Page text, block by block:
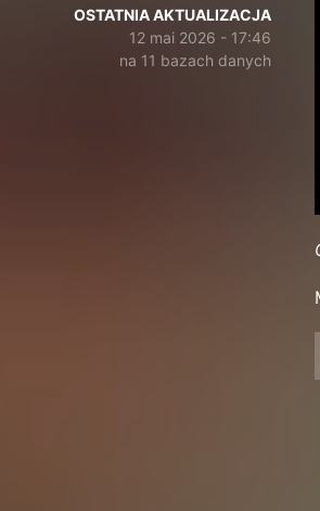
OSTATNIA AKTUALIZACJA
12 mai 2026 - 17:46
na 11 bazach danych